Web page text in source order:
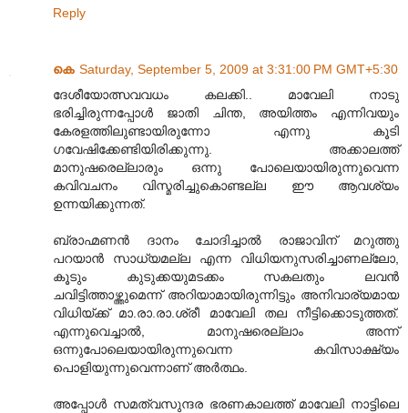
Reply
കെ Saturday, September 5, 2009 at 3:31:00 PM GMT+5:30
ദേശീയോത്സവവധം കലക്കി.. മാവേലി നാടു
ഭരിച്ചിരുന്നപ്പോള്‍ ജാതി ചിന്ത, അയിത്തം എന്നിവയും
കേരളത്തിലുണ്ടായിരുന്നോ എന്നു കൂടി
ഗവേഷിക്കേണ്ടിയിരിക്കുന്നു. അക്കാലത്ത്
മാനുഷരെല്ലാരും ഒന്നു പോലെയായിരുന്നുവെന്ന
കവിവചനം വിസ്മരിച്ചുകൊണ്ടല്ല ഈ ആവശ്യം
ഉന്നയിക്കുന്നത്.
ബ്രാഹ്മണന്‍ ദാനം ചോദിച്ചാല്‍ രാജാവിന് മറുത്തു
പറയാന്‍ സാധ്യമല്ല എന്ന വിധിയനുസരിച്ചാണല്ലോ,
കൂടും കുടുക്കയുമടക്കം സകലതും ലവന്‍
ചവിട്ടിത്താഴ്ത്തുമെന്ന് അറിയാമായിരുന്നിട്ടും അനിവാര്യമായ
വിധിയ്ക്ക് മാ.രാ.രാ.ശ്രീ മാവേലി തല നീട്ടിക്കൊടുത്തത്.
എന്നുവെച്ചാല്‍, മാനുഷരെല്ലാം അന്ന്
ഒന്നുപോലെയായിരുന്നുവെന്ന കവിസാക്ഷ്യം
പൊളിയുന്നുവെന്നാണ് അര്‍ത്ഥം.
അപ്പോള്‍ സമത്വസുന്ദര ഭരണകാലത്ത് മാവേലി നാട്ടിലെ